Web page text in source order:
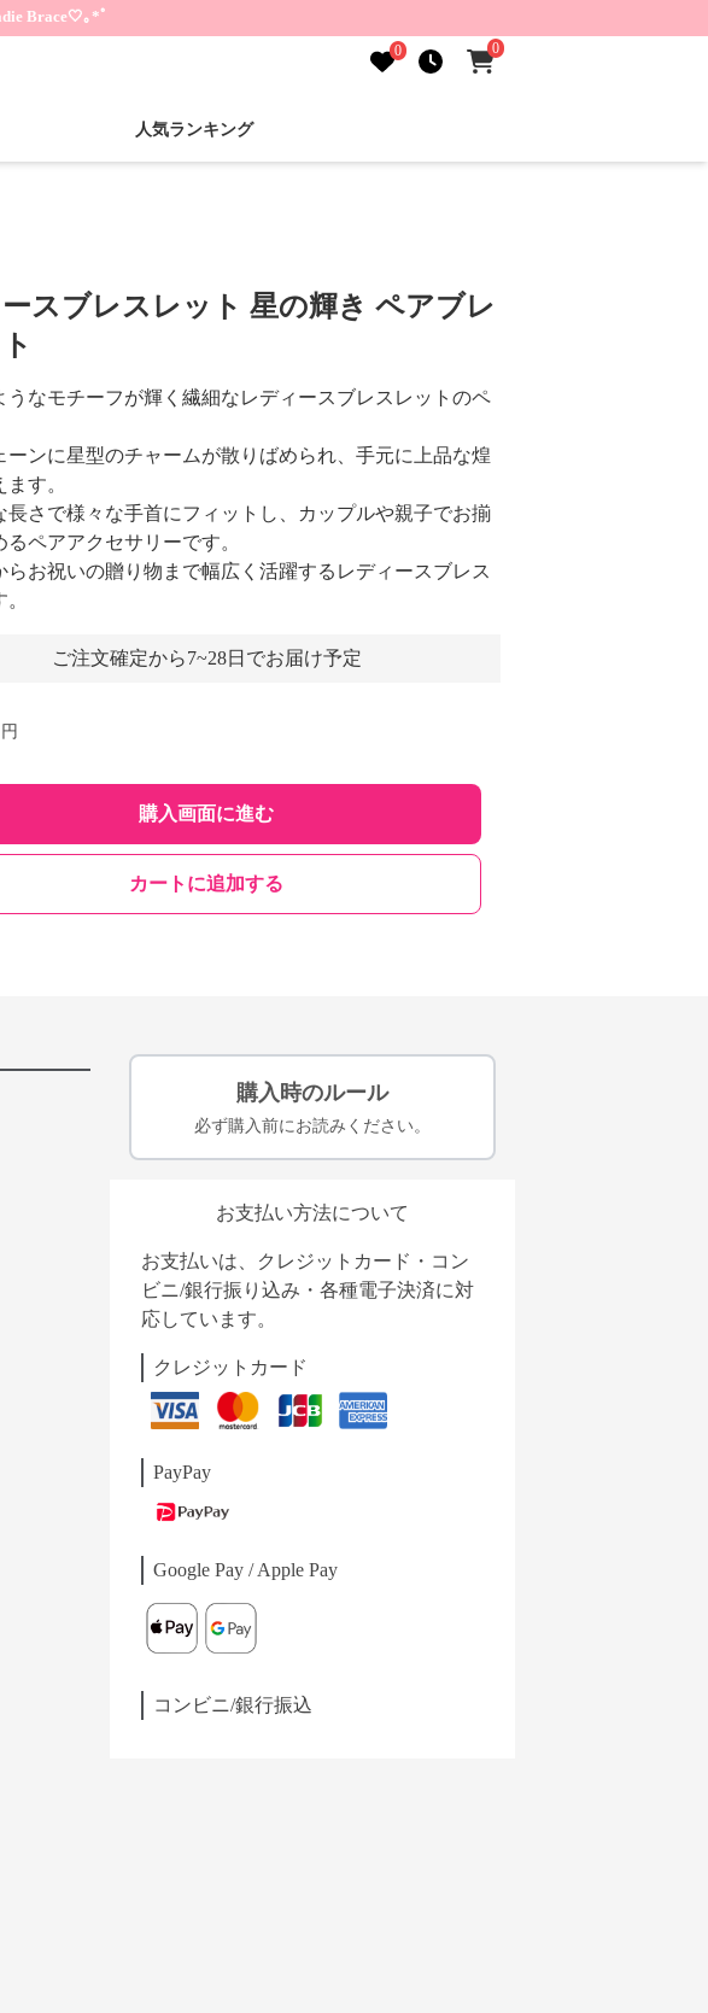
Brace🤍｡*ﾟ
0 0
人気ランキング
スブレスレット 星の輝き ペアブレ
うなモチーフが輝く繊細なレディースブレスレットのペ
ーンに星型のチャームが散りばめられ、手元に上品な煌
す。
長さで様々な手首にフィットし、カップルや親子でお揃
るペアアクセサリーです。
らお祝いの贈り物まで幅広く活躍するレディースブレス
ご注文確定から7~28日でお届け予定
円
購入画面に進む
カートに追加する
購入時のルール
必ず購入前にお読みください。
お支払い方法について
お支払いは、クレジットカード・コン
ビニ/銀行振り込み・各種電子決済に対
応しています。
クレジットカード
PayPay
Google Pay / Apple Pay
コンビニ/銀行振込